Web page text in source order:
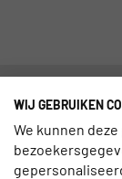
WIJ GEBRUIKEN
We kunnen